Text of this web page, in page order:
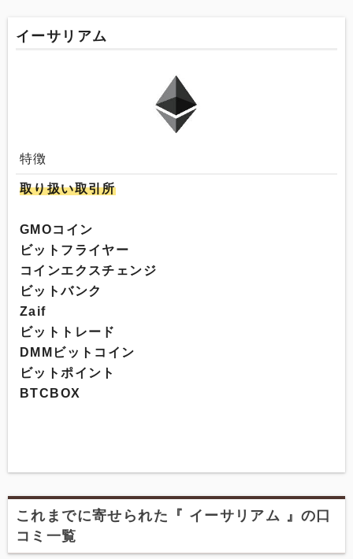
イーサリアム
特徴
取り扱い取引所
GMOコイン
ビットフライヤー
コインエクスチェンジ
ビットバンク
Zaif
ビットトレード
DMMビットコイン
ビットポイント
BTCBOX
これまでに寄せられた『 イーサリアム 』の口
コミ一覧